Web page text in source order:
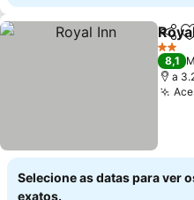
2
8,1
a
Selecione as datas para ver
exatos.